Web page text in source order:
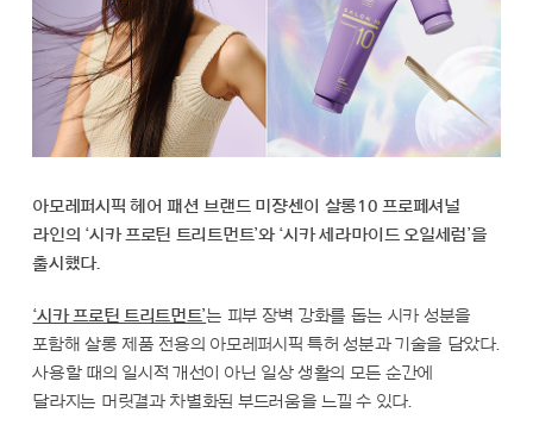
아모레퍼시픽 헤어 패션 브랜드 미쟝센이 살롱10 프로페셔널
라인의 ‘시카 프로틴 트리트먼트’와 ‘시카 세라마이드 오일세럼’을
출시했다.
‘시카 프로틴 트리트먼트’는 피부 장벽 강화를 돕는 시카 성분을
포함해 살롱 제품 전용의 아모레퍼시픽 특허 성분과 기술을 담았다.
사용할 때의 일시적 개선이 아닌 일상 생활의 모든 순간에
달라지는 머릿결과 차별화된 부드러움을 느낄 수 있다.